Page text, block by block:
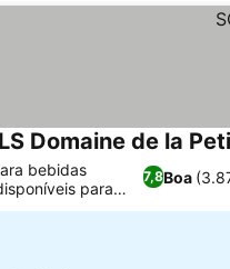
Domaine de la
7,8Boa
bebidas
para